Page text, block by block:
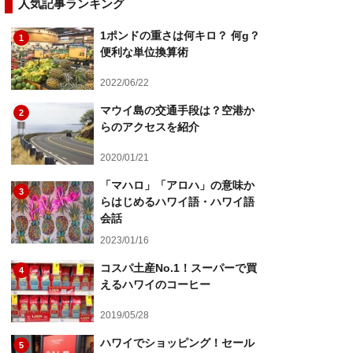
人気記事ランキング
1
1ポンドの重さは何キロ？ 何g？
便利な単位換算術
2022/06/22
2
マウイ島の交通手段は？空港か
らのアクセスを紹介
2020/01/21
3
「マハロ」「アロハ」の意味か
らはじめるハワイ語・ハワイ語
会話
2023/01/16
4
コスパ土産No.1！スーパーで買
えるハワイのコーヒー
2019/05/28
5 ハワイでショッピング！セール